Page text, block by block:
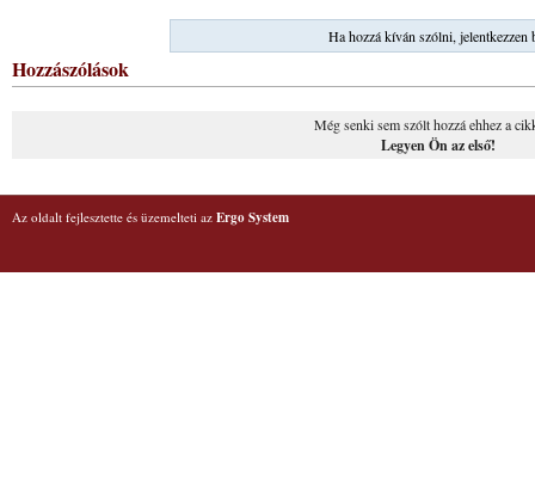
Ha hozzá kíván szólni, jelentkezzen
Hozzászólások
Még senki sem szólt hozzá ehhez a
Legyen Ön az első!
Az oldalt fejlesztette és üzemelteti az Ergo System